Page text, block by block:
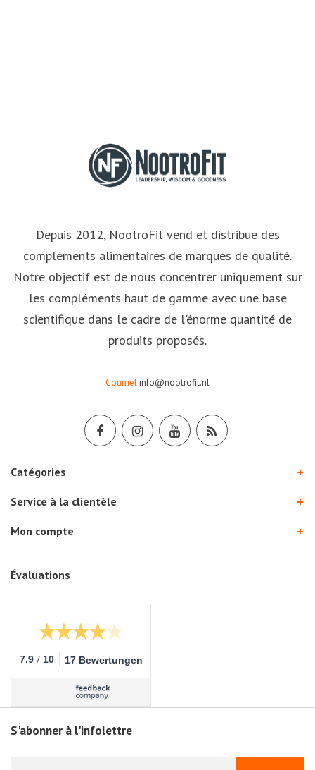
Depuis 2012, NootroFit vend et distribue des
compléments alimentaires de marques de qualité.
Notre objectif est de nous concentrer uniquement sur
les compléments haut de gamme avec une base
scientifique dans le cadre de l'énorme quantité de
produits proposés.
Courrielinfo@nootrofit.nl
Catégories
Service à la clientèle
Mon compte
Évaluations
7.9 / 10 17 Bewertungen
S'abonner à l'infolettre